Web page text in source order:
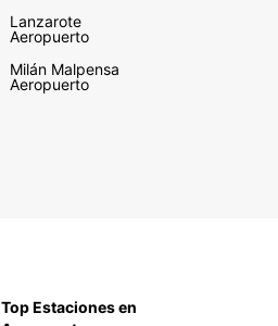
Lanzarote
Aeropuerto
Milán Malpensa
Aeropuerto
Top Estaciones en